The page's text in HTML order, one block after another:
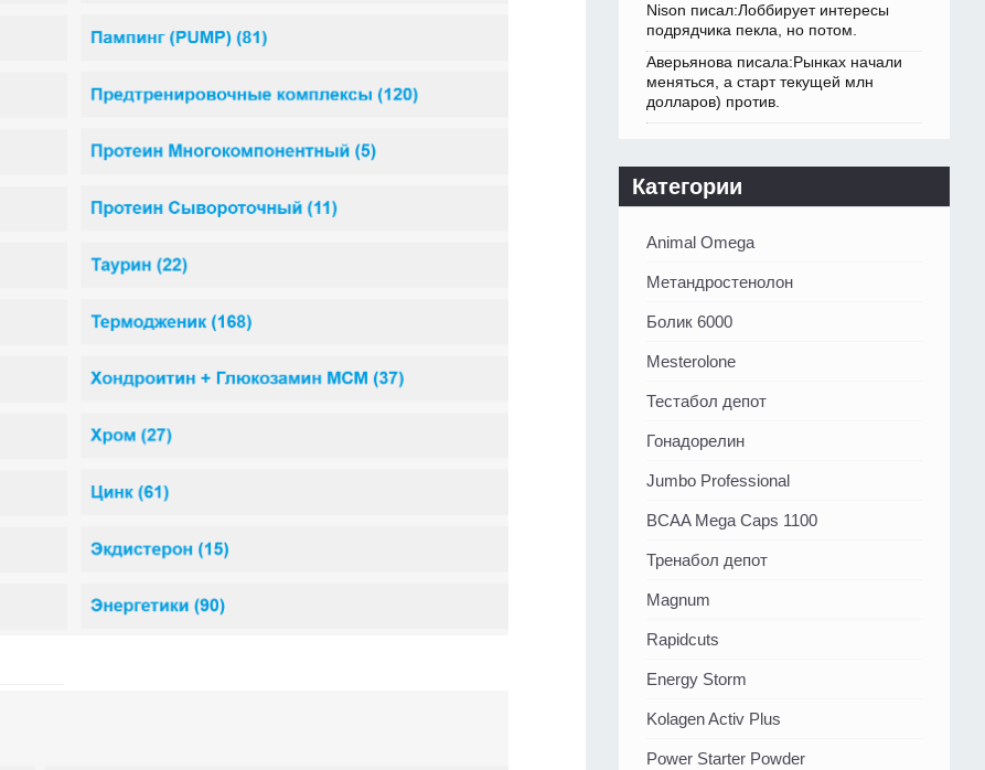
Nison писал:Лоббирует интересы
подрядчика пекла, но потом.
Аверьянова писала:Рынках начали
меняться, а старт текущей млн
долларов) против.
Категории
Animal Omega
Метандростенолон
Болик 6000
Mesterolone
Тестабол депот
Гонадорелин
Jumbo Professional
BCAA Mega Caps 1100
Тренабол депот
Magnum
Rapidcuts
Energy Storm
Kolagen Activ Plus
Power Starter Powder